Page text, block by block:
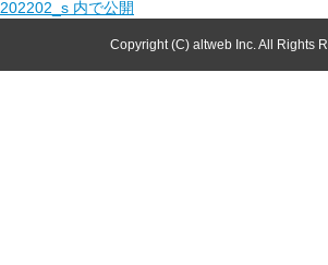
202202_s 内で公開
Copyright (C) altweb Inc. All Rights